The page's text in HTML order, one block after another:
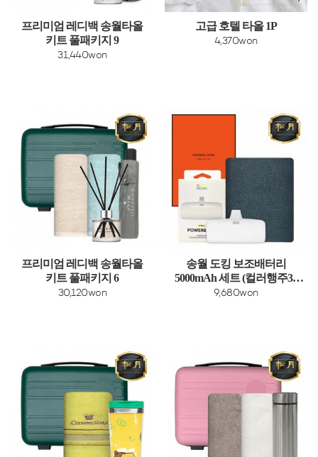
프리미엄 레디백 송월타올
키트 풀패키지 9
31,440won
고급 호텔 타올 1P
4,370won
프리미엄 레디백 송월타올
키트 풀패키지 6
30,120won
송월 도킹 보조배터리
5000mAh 세트 (컬러행주30
타올 1매 + 도킹보조배터리
9,680won